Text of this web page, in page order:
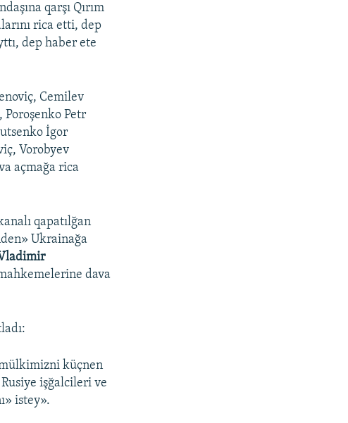
qarşı Qırım
rica etti, dep
dep haber ete
Cemilev
Petr
İgor
Vorobyev
açmağa rica
qapatılğan
Ukrainağa
dava
mülkimizni küçnen
işğalcileri ve
istey».